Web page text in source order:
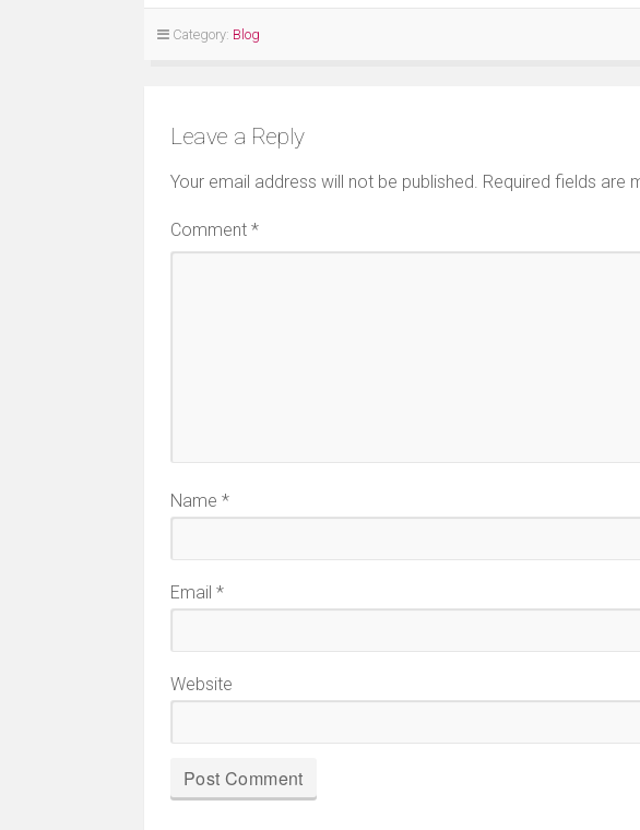
Category: Blog
Leave a Reply
Your email address will not be published. Required fields are
Comment *
Name *
Email *
Website